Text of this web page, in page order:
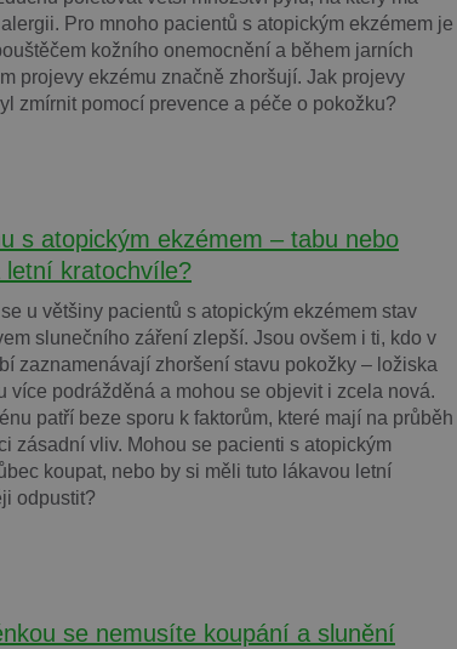
Pro mnoho pacientů s atopickým ekzémem je
kožního onemocnění a během jarních
projevy ekzému značně zhoršují. Jak projevy
zmírnit pomocí prevence a péče o pokožku?
s atopickým ekzémem – tabu nebo
letní kratochvíle?
u většiny pacientů s atopickým ekzémem stav
slunečního záření zlepší. Jsou ovšem i ti, kdo v
zaznamenávají zhoršení stavu pokožky – ložiska
více podrážděná a mohou se objevit i zcela nová.
patří beze sporu k faktorům, které mají na průběh
zásadní vliv. Mohou se pacienti s atopickým
koupat, nebo by si měli tuto lákavou letní
odpustit?
se nemusíte koupání a slunění